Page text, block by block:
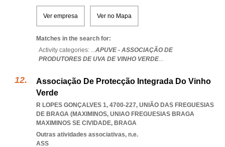
Ver empresa Ver no Mapa
Matches in the search for:
Activity categories: ...APUVE - ASSOCIAÇÃO DE
PRODUTORES DE UVA DE VINHO VERDE...
Associação De Protecção Integrada Do Vinho
Verde
R LOPES GONÇALVES 1, 4700-227, UNIÃO DAS FREGUESIAS
DE BRAGA (MAXIMINOS, UNIAO FREGUESIAS BRAGA
MAXIMINOS SE CIVIDADE, BRAGA
Outras atividades associativas, n.e.
ASS